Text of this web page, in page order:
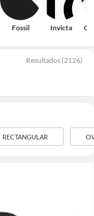
Fossil Invicta
Resultados (2126)
RECTANGULAR